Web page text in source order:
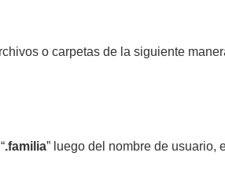
o carpetas de la siguiente
.familia” luego del nombre de usuario,